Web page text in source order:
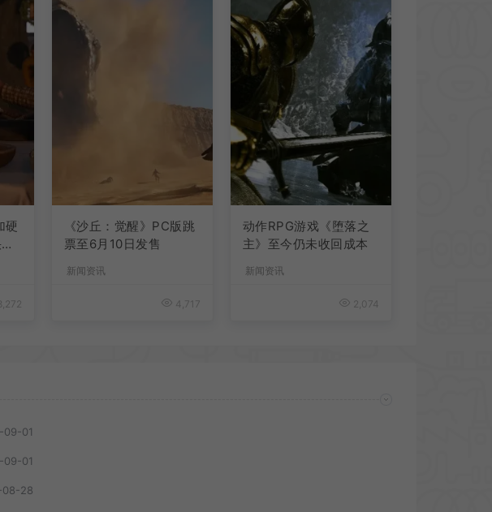
硬
《沙丘：觉醒》PC版跳
票至6月10日发售
新闻资讯
4,717
动作RPG游戏《堕落之
主》至今仍未收回成本
新闻资讯
2,074
01
01
28